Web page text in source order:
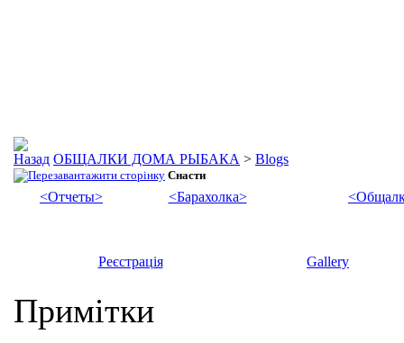
ОБЩАЛКИ ДОМА РЫБАКА > Blogs
Снасти
<Отчеты> <Барахолка>
Реєстрація Gallery
Примітки